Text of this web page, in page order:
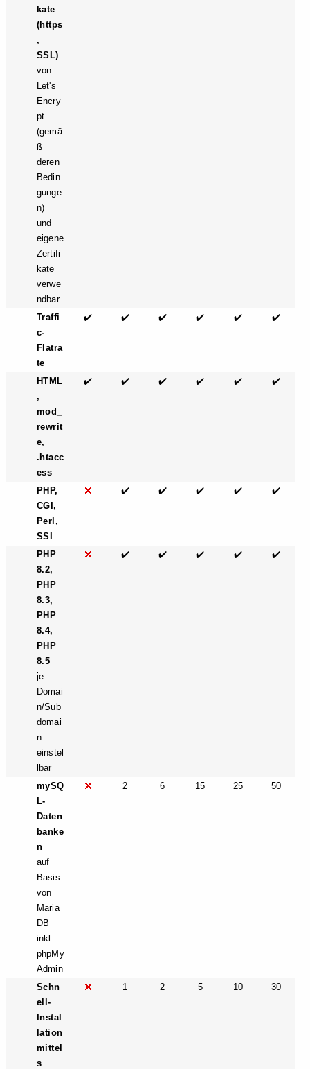
kate
(https
,
SSL)
von
Let's
Encry
pt
(gemä
ß
deren
Bedin
gunge
n)
und
eigene
Zertifi
kate
verwe
ndbar
Traffi
c-
Flatra
te
✔️ ✔️ ✔️ ✔️ ✔️ ✔️
HTML
,
mod_
rewrit
e,
.htacc
ess
✔️ ✔️ ✔️ ✔️ ✔️ ✔️
PHP,
CGI,
Perl,
SSI
✔️ ✔️ ✔️ ✔️ ✔️
PHP
8.2,
PHP
8.3,
PHP
8.4,
PHP
8.5
je
Domai
n/Sub
domai
n
einstel
lbar
✔️ ✔️ ✔️ ✔️ ✔️
mySQ
L-
Daten
banke
n
auf
Basis
von
Maria
DB
inkl.
phpMy
Admin
2 6 15 25 50
Schn
ell-
Instal
lation
mittel
s
1 2 5 10 30